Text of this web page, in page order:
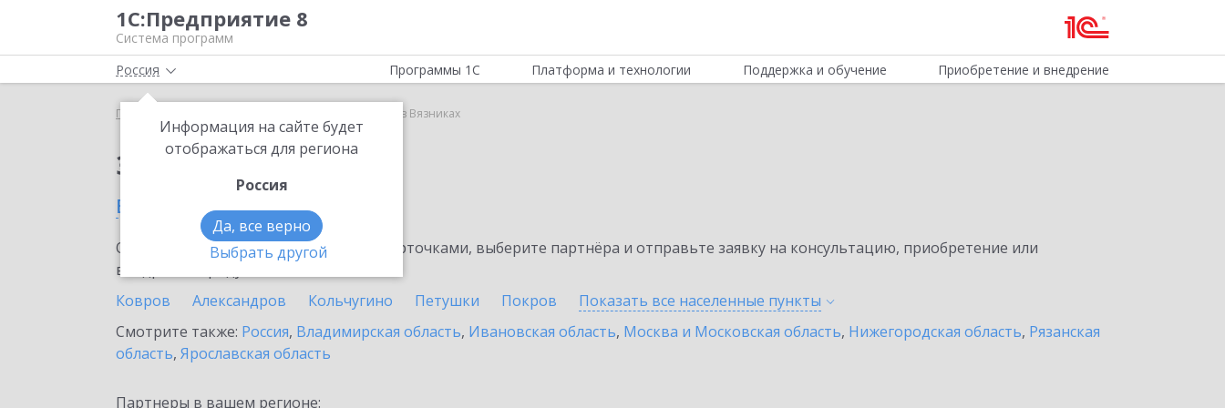
1С:Предприятие 8
Система программ
Россия
Информация на сайте будет
отображаться для региона
Россия
Да, все верно
Выбрать другой
Программы 1С Платформа и технологии Поддержка и обучение Приобретение и внедрение
Главная 1С:Кредит в Вязниках
Заказать 1С:Кредит
в Вязниках
Ознакомьтесь с информационными карточками, выберите партнёра и отправьте заявку на консультацию, приобретение или
внедрение продукта.
Ковров
Александров Кольчугино Петушки Покров Показать все населенные пункты
Смотрите также: Россия, Владимирская область, Ивановская область, Москва и Московская область, Нижегородская область, Рязанская
область, Ярославская область
Партнеры в вашем регионе: